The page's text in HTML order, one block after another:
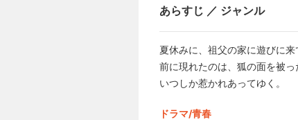
あらすじ ／ ジャンル
夏休みに、祖父の家に遊びに
前に現れたのは、狐の面を被
いつしか惹かれあってゆく。
ドラマ/青春